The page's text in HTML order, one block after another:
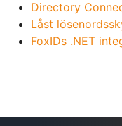
Directory
Låst
FoxIDs .NET